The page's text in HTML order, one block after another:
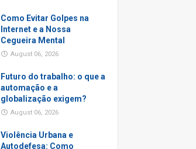
Como Evitar Golpes na
Internet e a Nossa
Cegueira Mental
August 06, 2026
Futuro do trabalho: o que a
automação e a
globalização exigem?
August 06, 2026
Violência Urbana e
Autodefesa: Como